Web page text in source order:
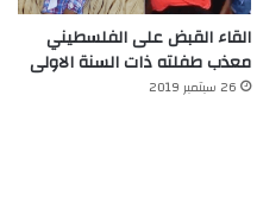
القاء القبض على الفلسطيني
معذب طفلته ذات السنة الاولى
26 سبتمبر 2019